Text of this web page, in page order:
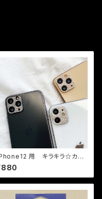
用 キラキラ☆カメ
プロテクター